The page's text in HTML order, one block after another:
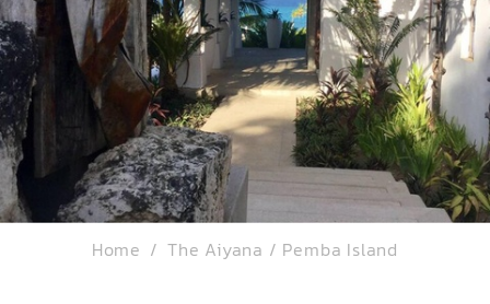
Home The Aiyana / Pemba Island